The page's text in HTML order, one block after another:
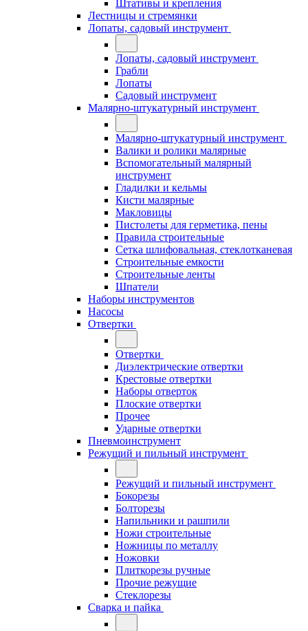
Штативы и крепления
Лестницы и стремянки
Лопаты, садовый инструмент
Лопаты, садовый инструмент
Грабли
Лопаты
Садовый инструмент
Малярно-штукатурный инструмент
Малярно-штукатурный инструмент
Валики и ролики малярные
Вспомогательный малярный
инструмент
Гладилки и кельмы
Кисти малярные
Макловицы
Пистолеты для герметика, пены
Правила строительные
Сетка шлифовальная, стеклотканевая
Строительные емкости
Строительные ленты
Шпатели
Наборы инструментов
Насосы
Отвертки
Отвертки
Диэлектрические отвертки
Крестовые отвертки
Наборы отверток
Плоские отвертки
Прочее
Ударные отвертки
Пневмоинструмент
Режущий и пильный инструмент
Режущий и пильный инструмент
Бокорезы
Болторезы
Напильники и рашпили
Ножи строительные
Ножницы по металлу
Ножовки
Плиткорезы ручные
Прочие режущие
Стеклорезы
Сварка и пайка